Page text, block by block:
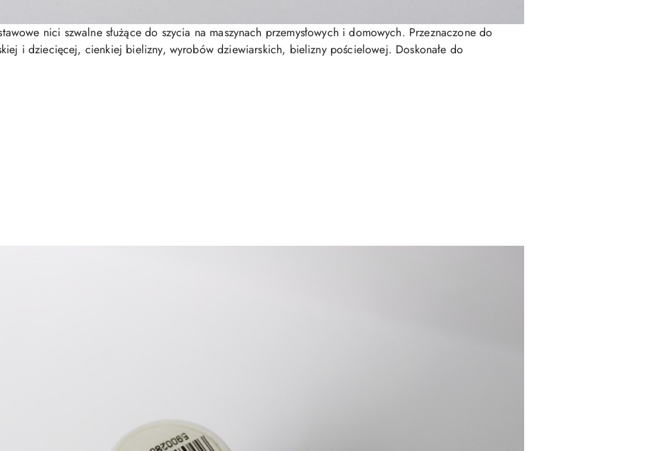
nici szwalne służące do szycia na maszynach przemysłowych i domowych. Przeznaczone do
i dziecięcej, cienkiej bielizny, wyrobów dziewiarskich, bielizny pościelowej. Doskonałe do